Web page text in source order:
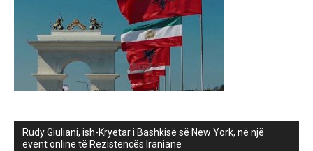
Rudy Giuliani, ish-Kryetar i Bashkisë së New York, në një
event online të Rezistencës Iraniane